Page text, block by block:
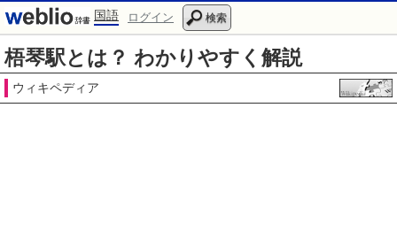
国語 ログイン 検索
梧琴駅とは？ わかりやすく解説
ウィキペディア